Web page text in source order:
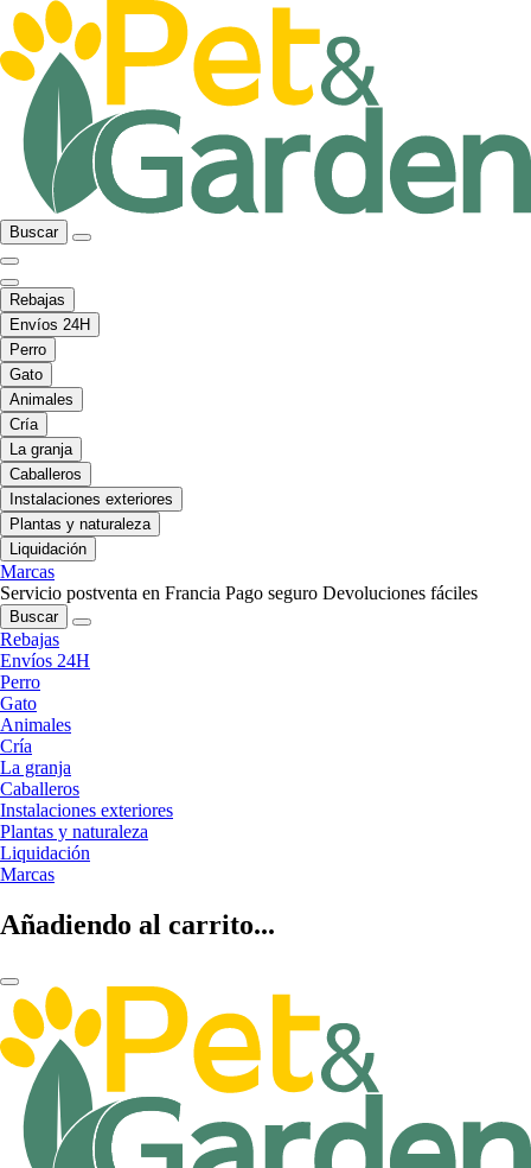
Buscar
Rebajas
Envíos 24H
Perro
Gato
Animales
Cría
La granja
Caballeros
Instalaciones exteriores
Plantas y naturaleza
Liquidación
Marcas
Servicio postventa en Francia Pago seguro Devoluciones fáciles
Buscar
Rebajas
Envíos 24H
Perro
Gato
Animales
Cría
La granja
Caballeros
Instalaciones exteriores
Plantas y naturaleza
Liquidación
Marcas
Añadiendo al carrito...